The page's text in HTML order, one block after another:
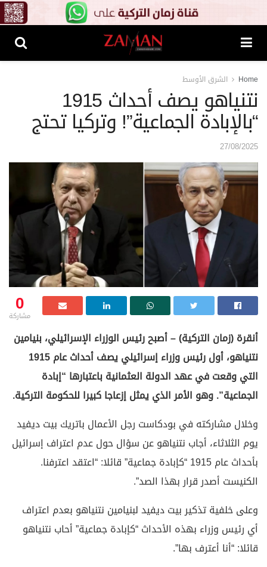
Home الشرق الأوسط
نتنياهو يصف أحداث 1915
“بالإبادة الجماعية”! وتركيا تحتج
27/08/2025
0
مشاركة
أنقرة (زمان التركية) – أصبح رئيس الوزراء الإسرائيلي، بنيامين
نتنياهو، أول رئيس وزراء إسرائيلي يصف أحداث عام 1915
التي وقعت في عهد الدولة العثمانية باعتبارها “إبادة
الجماعية”. وهو الأمر الذي يمثل إزعاجا كبيرا للحكومة التركية.
وخلال مشاركته في بودكاست رجل الأعمال باتريك بيت ديفيد
يوم الثلاثاء، أجاب نتنياهو عن سؤال حول عدم اعتراف إسرائيل
بأحداث عام 1915 “كإبادة جماعية” قائلا: “اعتقد اعترفنا.
الكنيست أصدر قرار بهذا الصد”.
وعلى خلفية تذكير بيت ديفيد لبنيامين نتنياهو بعدم اعتراف
أي رئيس وزراء بهذه الأحداث “كإبادة جماعية” أحاب نتنياهو
قائلا: “أنا أعترف بها”.